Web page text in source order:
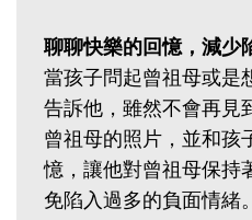
聊聊快樂的回憶，減少
當孩子問起曾祖母或是
告訴他，雖然不會再見
曾祖母的照片，並和孩
憶，讓他對曾祖母保持
免陷入過多的負面情緒。